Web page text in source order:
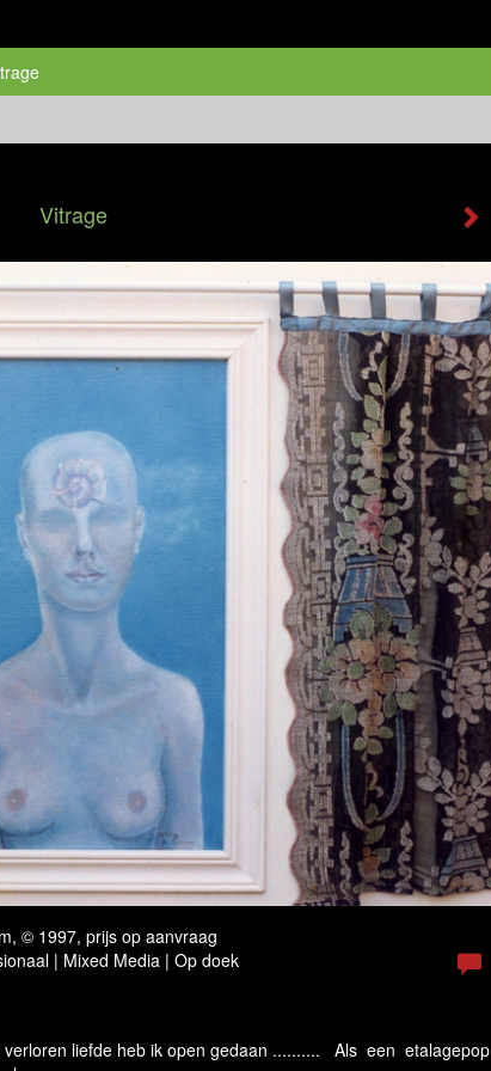
Vitrage
© 1997, prijs op aanvraag
| Mixed Media | Op doek
liefde heb ik open gedaan .......... Als een etalagepop